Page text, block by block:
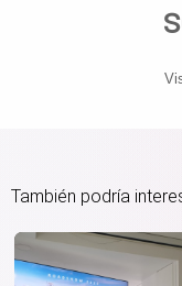
También podría